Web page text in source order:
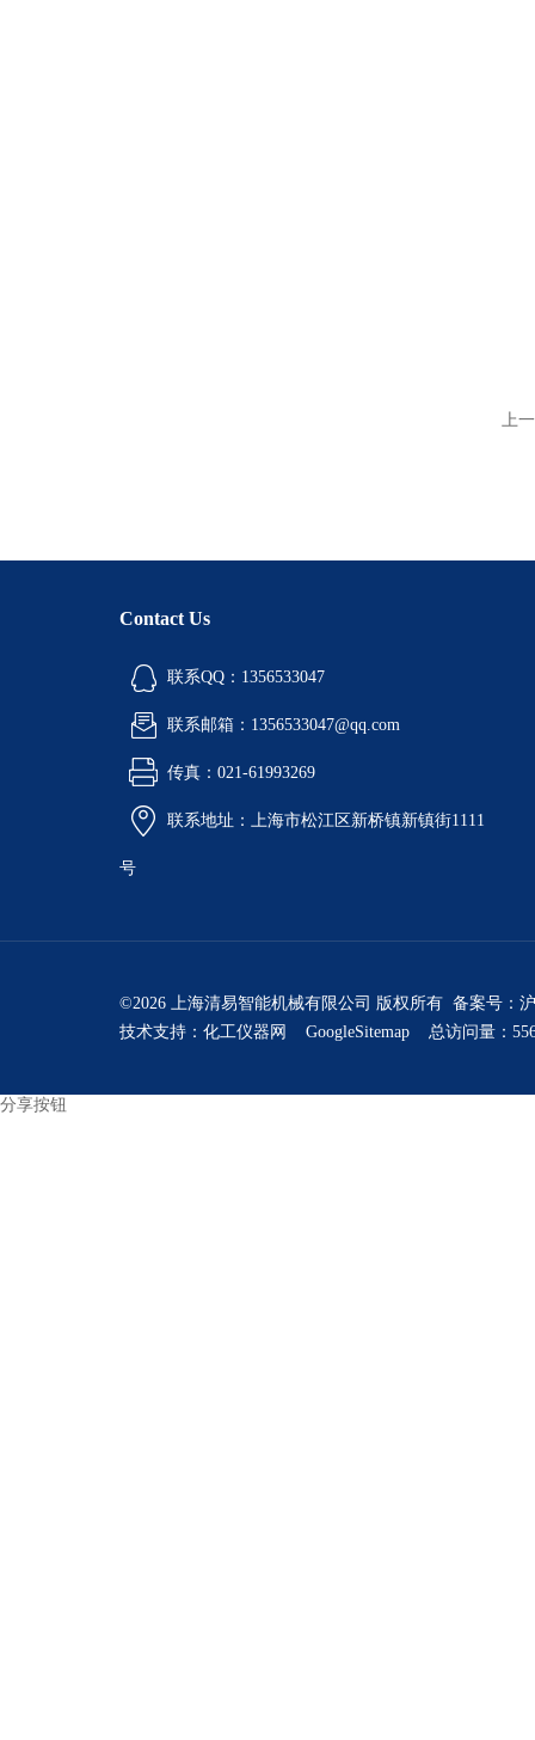
上
Contact Us
联系QQ：1356533047
联系邮箱：1356533047@qq.com
传真：021-61993269
联系地址：上海市松江区新桥镇新镇街1111
号
©2026 上海清易智能机械有限公司 版权所有 备案号：
技术支持： 化工仪器网 GoogleSitemap 总访问量：
分享按钮